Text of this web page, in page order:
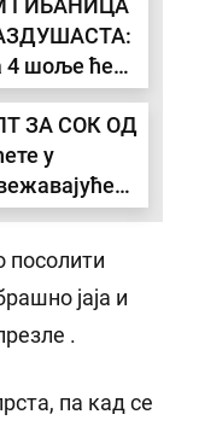
ГИБАНИЦА
4 шоље ће
укус
ЗА СОК ОД
у
посолити
јаја и
.
па кад се